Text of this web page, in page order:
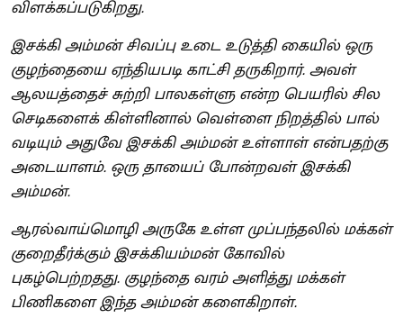
விளக்கப்படுகிறது.
இசக்கி அம்மன் சிவப்பு உடை உடுத்தி கையில் ஒரு
குழந்தையை ஏந்தியபடி காட்சி தருகிறார். அவள்
ஆலயத்தைச் சுற்றி பாலகள்ளு என்ற பெயரில் சில
செடிகளைக் கிள்ளினால் வெள்ளை நிறத்தில் பால்
வடியும்‌ அதுவே இசக்கி அம்மன் உள்ளாள் என்பதற்கு
அடையாளம். ஒரு தாயைப் போன்றவள் இசக்கி
அம்மன்.
ஆரல்வாய்மொழி அருகே உள்ள முப்பந்தலில் மக்கள்
குறைதீர்க்கும் இசக்கியம்மன் கோவில்
புகழ்பெற்றதது. குழந்தை வரம் அளித்து மக்கள்
பிணிகளை இந்த அம்மன் களைகிறாள்.